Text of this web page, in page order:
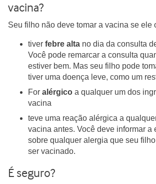
vacina?
Seu filho não deve tomar a vacina se ele
tiver febre alta no dia da consulta
Você pode remarcar a consulta
estiver bem. Mas seu filho pode
tiver uma doença leve, como um
For alérgico a qualquer um dos
vacina
teve uma reação alérgica a
vacina antes. Você deve informar a
sobre qualquer alergia que seu
ser vacinado.
É seguro?